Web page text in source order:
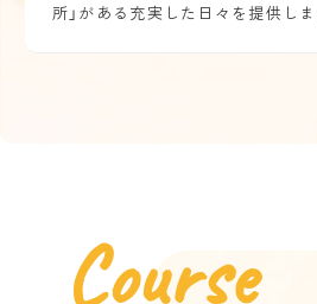
所」がある充実した日々を提供しま
Course